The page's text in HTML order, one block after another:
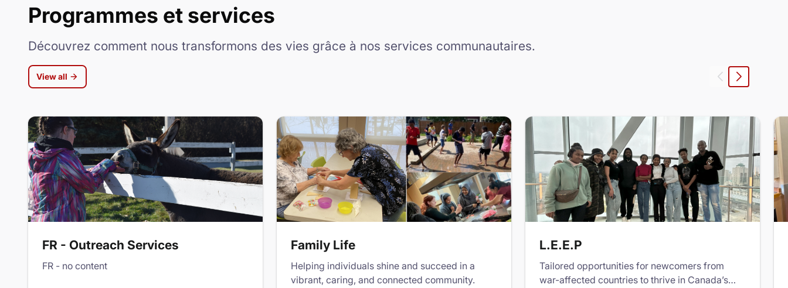
Programmes et services
Découvrez comment nous transformons des vies grâce à nos services communautaires.
View all
Gauche
Droite
FR - Outreach Services
FR - no content
Family Life
Helping individuals shine and succeed in a
vibrant, caring, and connected community.
L.E.E.P
Tailored opportunities for newcomers from
war-affected countries to thrive in Canada’s